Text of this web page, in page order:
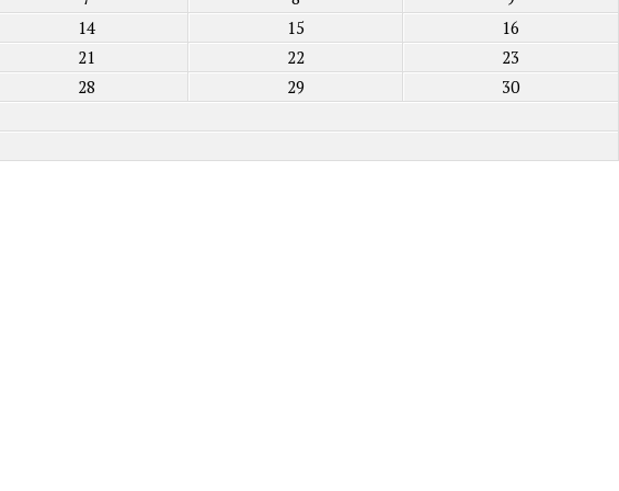
14 15
16
21 22
23
28 29
30